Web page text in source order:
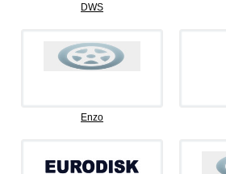
DWS
Enzo